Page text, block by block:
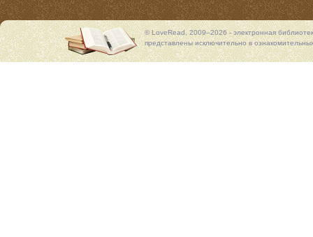
© LoveRead, 2009–2026 - электронная
представлены исключительно в